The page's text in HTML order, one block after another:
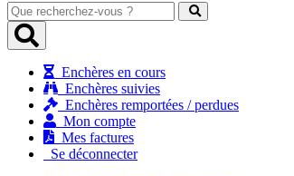
Que
recherchez-
vous
Enchères en cours
Enchères suivies
Enchères remportées / perdues
Mon compte
Mes factures
Se déconnecter